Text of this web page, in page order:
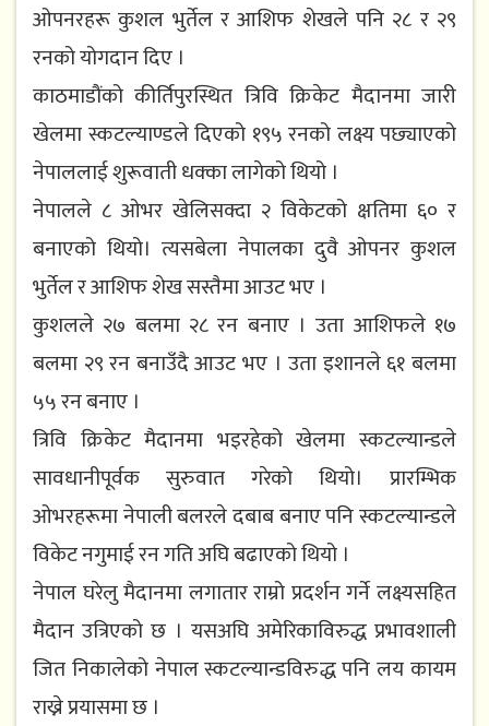
ओपनरहरू कुशल भुर्त‍ेल र आशिफ शेखले पनि २८ र २९
रनको योगदान दिए ।
काठमाडौंको कीर्तिपुरस्थित त्रिवि क्रिकेट मैदानमा जारी
खेलमा स्कटल्याण्डले दिएको १९५ रनको लक्ष्य पछ्याएको
नेपाललाई शुरूवाती धक्का लागेको थियो ।
नेपालले ८ ओभर खेलिसक्दा २ विकेटको क्षतिमा ६० र
बनाएको थियो। त्यसबेला नेपालका दुवै ओपनर कुशल
भुर्तेल र आशिफ शेख सस्तैमा आउट भए ।
कुशलले २७ बलमा २८ रन बनाए । उता आशिफले १७
बलमा २९ रन बनाउँदै आउट भए । उता इशानले ६१ बलमा
५५ रन बनाए ।
त्रिवि क्रिकेट मैदानमा भइरहेको खेलमा स्कटल्यान्डले
सावधानीपूर्वक सुरुवात गरेको थियो। प्रारम्भिक
ओभरहरूमा नेपाली बलरले दबाब बनाए पनि स्कटल्यान्डले
विकेट नगुमाई रन गति अघि बढाएको थियो ।
नेपाल घरेलु मैदानमा लगातार राम्रो प्रदर्शन गर्ने लक्ष्यसहित
मैदान उत्रिएको छ । यसअघि अमेरिकाविरुद्ध प्रभावशाली
जित निकालेको नेपाल स्कटल्यान्डविरुद्ध पनि लय कायम
राख्ने प्रयासमा छ ।